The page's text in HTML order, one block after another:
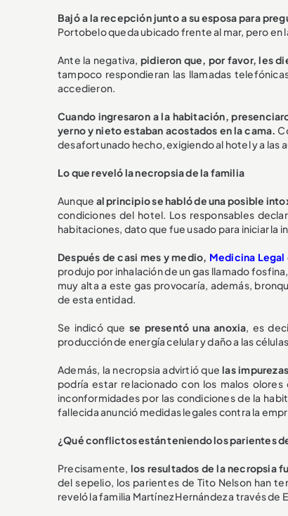
Bajó a la recepción junto a su esposa para
Portobelo queda ubicado frente al mar, pero en
Ante la negativa, pidieron que, por favor, les
tampoco respondieran las llamadas
accedieron.
Cuando ingresaron a la habitación,
yerno y nieto estaban acostados en la cama.
desafortunado hecho, exigiendo al hotel y a las
Lo que reveló la necropsia de la familia
Aunque al principio se habló de una posible
condiciones del hotel. Los responsables
habitaciones, dato que fue usado para iniciar la
Después de casi mes y medio, Medicina Legal
produjo por inhalación de un gas llamado
muy alta a este gas provocaría, además,
de esta entidad.
Se indicó que se presentó una anoxia, es
producción de energía celular y daño a las
Además, la necropsia advirtió que las
podría estar relacionado con los malos
inconformidades por las condiciones de la
fallecida anunció medidas legales contra la
¿Qué conflictos están teniendo los parientes
Precisamente, los resultados de la necropsia
del sepelio, los parientes de Tito Nelson han
reveló la familia Martínez Hernández a través de